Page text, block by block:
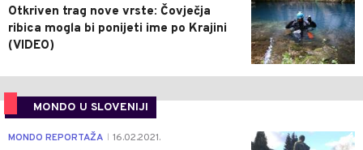
Otkriven trag nove vrste: Čovječja
ribica mogla bi ponijeti ime po Krajini
(VIDEO)
MONDO U SLOVENIJI
4
MONDO REPORTAŽA 16.02.2021.